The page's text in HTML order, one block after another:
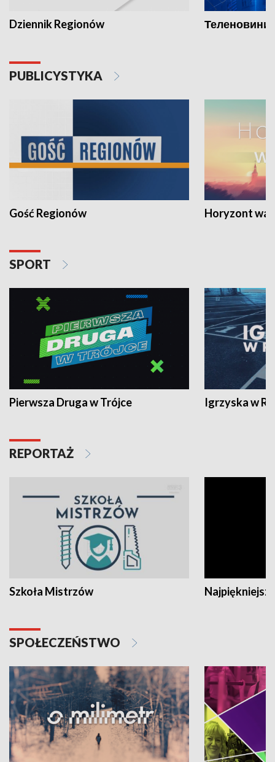
Dziennik Regionów Теленовини
PUBLICYSTYKA
Gość Regionów Horyzont
SPORT
Pierwsza Druga w Trójce Igrzyska w
REPORTAŻ
Szkoła Mistrzów
SPOŁECZEŃSTWO